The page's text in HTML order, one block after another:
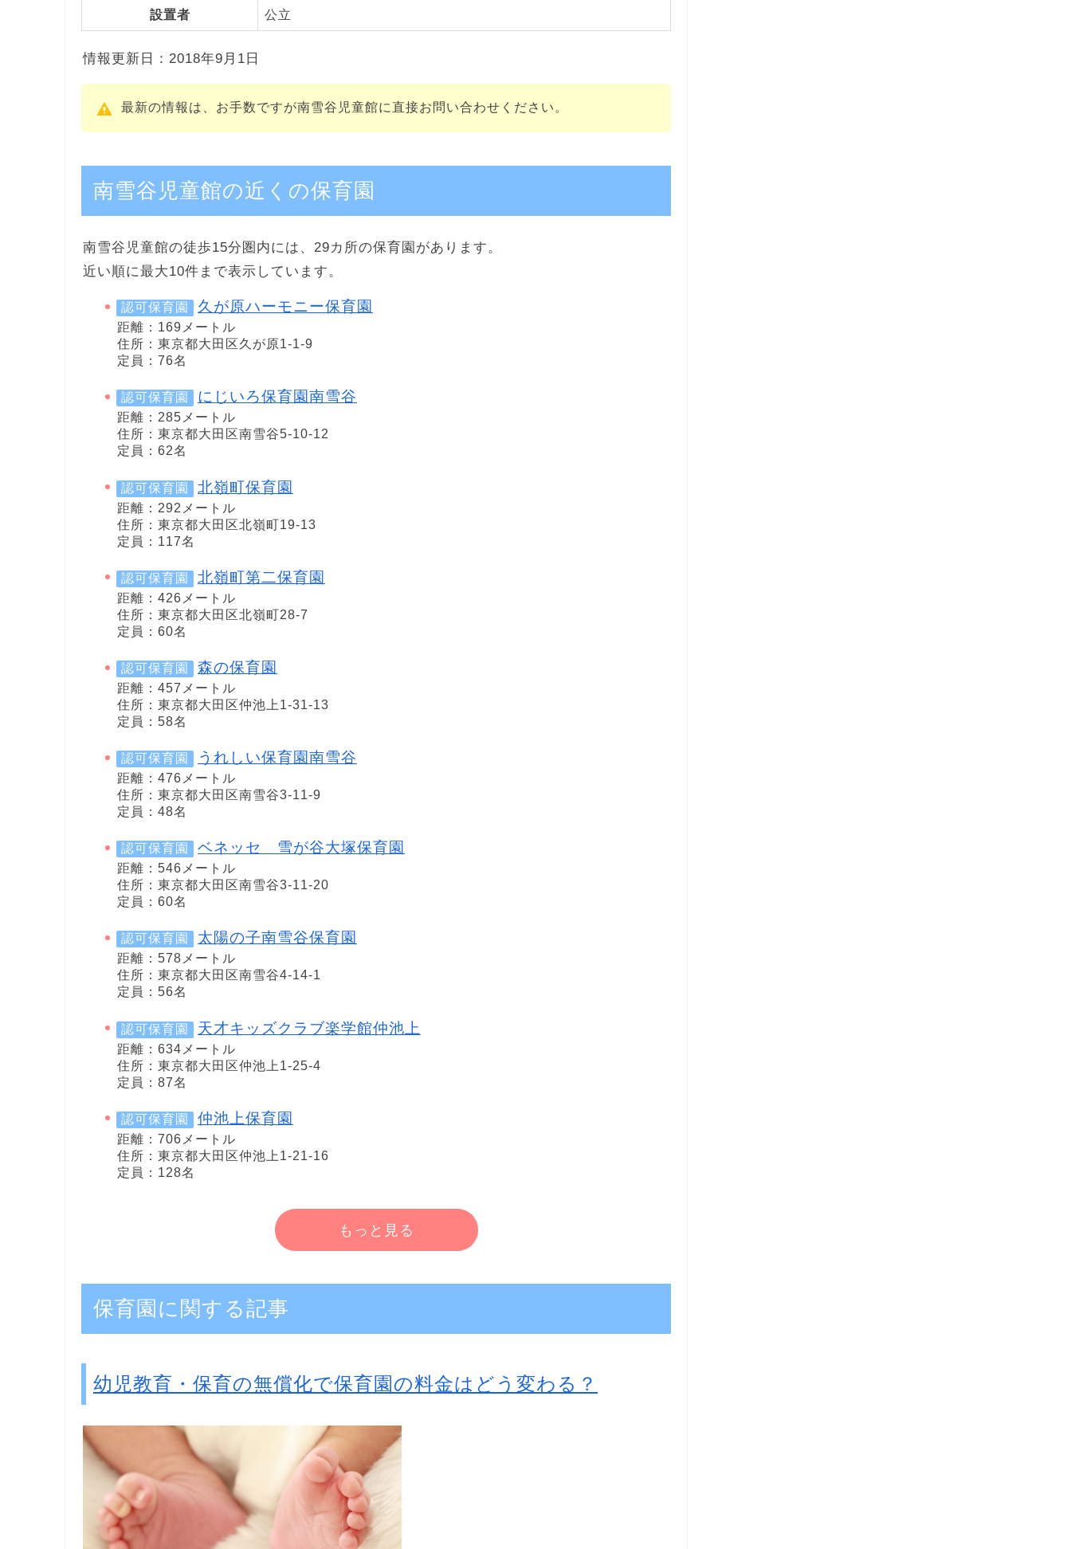
設置者 公立
情報更新日：2018年9月1日
最新の情報は、お手数ですが南雪谷児童館に直接お問い合わせください。
南雪谷児童館の近くの保育園
南雪谷児童館の徒歩15分圏内には、29カ所の保育園があります。
近い順に最大10件まで表示しています。
認可保育園 久が原ハーモニー保育園
距離：169メートル
住所：東京都大田区久が原1-1-9
定員：76名
認可保育園 にじいろ保育園南雪谷
距離：285メートル
住所：東京都大田区南雪谷5-10-12
定員：62名
認可保育園 北嶺町保育園
距離：292メートル
住所：東京都大田区北嶺町19-13
定員：117名
認可保育園 北嶺町第二保育園
距離：426メートル
住所：東京都大田区北嶺町28-7
定員：60名
認可保育園 森の保育園
距離：457メートル
住所：東京都大田区仲池上1-31-13
定員：58名
認可保育園 うれしい保育園南雪谷
距離：476メートル
住所：東京都大田区南雪谷3-11-9
定員：48名
認可保育園 ベネッセ 雪が谷大塚保育園
距離：546メートル
住所：東京都大田区南雪谷3-11-20
定員：60名
認可保育園 太陽の子南雪谷保育園
距離：578メートル
住所：東京都大田区南雪谷4-14-1
定員：56名
認可保育園 天才キッズクラブ楽学館仲池上
距離：634メートル
住所：東京都大田区仲池上1-25-4
定員：87名
認可保育園 仲池上保育園
距離：706メートル
住所：東京都大田区仲池上1-21-16
定員：128名
もっと見る
保育園に関する記事
幼児教育・保育の無償化で保育園の料金はどう変わる？